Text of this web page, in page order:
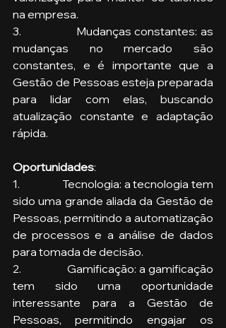
na empresa.
3.                 Mudanças constantes: as
mudanças no mercado são
constantes, e é importante que a
Gestão de Pessoas esteja preparada
para lidar com elas, buscando
atualização constante e adaptação
rápida.
Oportunidades:
1.                 Tecnologia: a tecnologia tem
sido uma grande aliada da Gestão de
Pessoas, permitindo a automatização
de processos e a análise de dados
para tomada de decisão.
2.                 Gamificação: a gamificação
tem sido uma oportunidade
interessante para a Gestão de
Pessoas, permitindo engajar os